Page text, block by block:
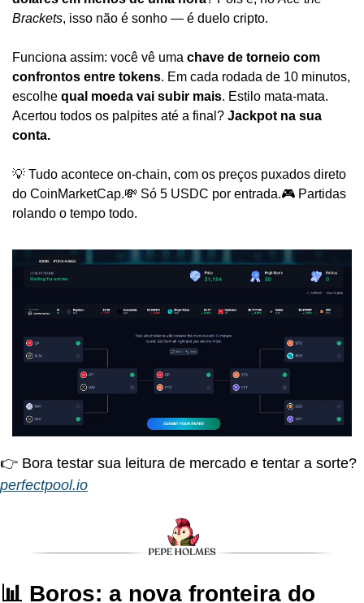
Brackets, isso não é sonho — é duelo cripto.
Funciona assim: você vê uma chave de torneio com
confrontos entre tokens. Em cada rodada de 10 minutos,
escolhe qual moeda vai subir mais. Estilo mata-mata.
Acertou todos os palpites até a final? Jackpot na sua
conta.
💡 Tudo acontece on-chain, com os preços puxados direto
do CoinMarketCap.💸 Só 5 USDC por entrada.🎮 Partidas
rolando o tempo todo.
👉 Bora testar sua leitura de mercado e tentar a sorte?
perfectpool.io
📊 Boros: a nova fronteira do